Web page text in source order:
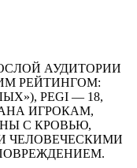
АУДИТОРИИ
РЕЙТИНГОМ:
PEGI — 18,
ИГРОКАМ,
С КРОВЬЮ,
ЧЕЛОВЕЧЕСКИМИ